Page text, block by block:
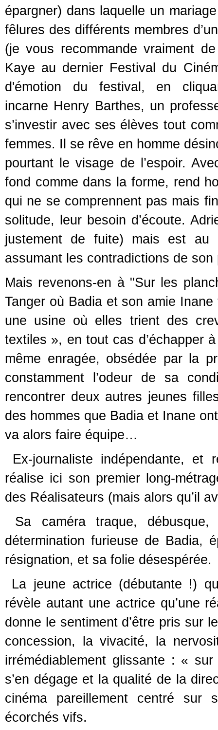
épargner) dans laquelle un
fêlures des différents membres
(je vous recommande vraiment
Kaye au dernier Festival du
d'émotion du festival, en
incarne Henry Barthes, un
s’investir avec ses élèves tout
femmes. Il se rêve en homme
pourtant le visage de l’espoir.
fond comme dans la forme, rend
qui ne se comprennent pas mais
solitude, leur besoin d’écoute.
justement de fuite) mais est au
assumant les contradictions de
Mais revenons-en à "Sur les
Tanger où Badia et son amie
une usine où elles trient des
textiles », en tout cas d’échapper
même enragée, obsédée par la
constamment l’odeur de sa
rencontrer deux autres jeunes
des hommes que Badia et Inane
va alors faire équipe…
Ex-journaliste indépendante, et
réalise ici son premier long-
des Réalisateurs (mais alors qu’il
Sa caméra traque,
détermination furieuse de Badia,
résignation, et sa folie désespérée.
La jeune actrice (débutante !)
révèle autant une actrice qu’une
donne le sentiment d’être pris sur
concession, la vivacité, la
irrémédiablement glissante : «
s’en dégage et la qualité de la
cinéma pareillement centré sur
écorchés vifs.